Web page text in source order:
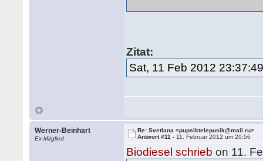
Zitat:
Sat, 11 Feb 2012
Werner-Beinhart
Ex-Mitglied
Re: Svetlana <pupsiktelepusik@mail.ru>
Antwort #11 - 11. Februar 2012 um 20:56
Biodiesel schrieb on 11.